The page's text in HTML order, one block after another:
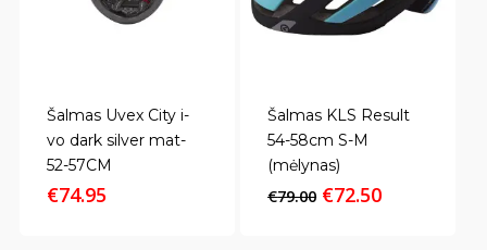
Šalmas Uvex City i-
vo dark silver mat-
52-57CM
€74.95
Šalmas KLS Result
54-58cm S-M
(mėlynas)
€79.00 Original
€72.50Current